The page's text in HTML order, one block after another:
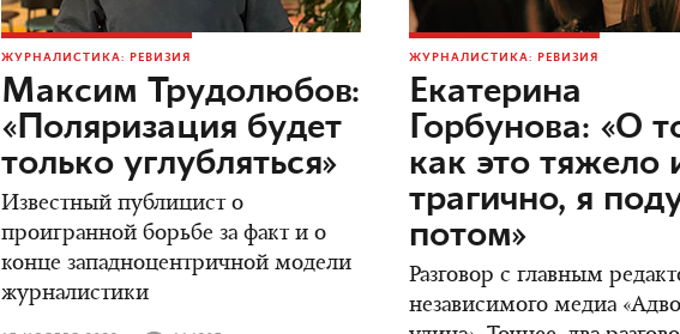
ЖУРНАЛИСТИКА: РЕВИЗИЯ
Максим Трудолюбов:
«Поляризация будет
только углубляться»
Известный публицист о
проигранной борьбе за факт и о
конце западноцентричной модели
журналистики
ЖУРНАЛИСТИКА: РЕВИЗИЯ
Екатерина
Горбунова: «О
как это тяжело
трагично, я
потом»
Разговор с главным
независимого медиа